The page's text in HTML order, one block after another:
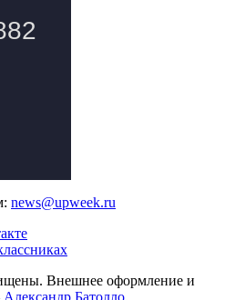
news@upweek.ru
Внешнее оформление и
Александр Батолло.